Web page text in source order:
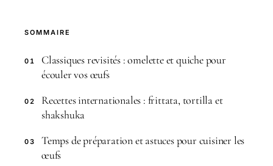
SOMMAIRE
01
Classiques revisités : omelette et quiche pour
écouler vos œufs
02
Recettes internationales : frittata, tortilla et
shakshuka
03
Temps de préparation et astuces pour cuisiner les
œufs